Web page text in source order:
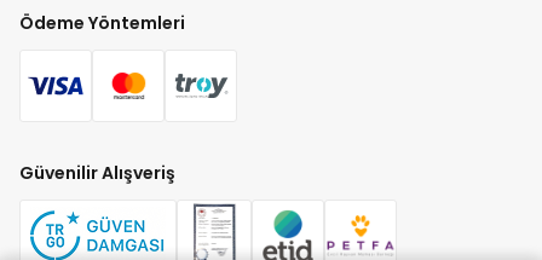
Ödeme Yöntemleri
Güvenilir Alışveriş